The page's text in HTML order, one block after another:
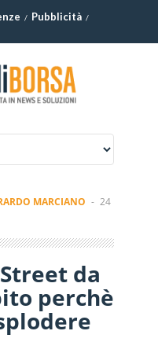
Pubblicità
MARCIANO - 24
da
perchè